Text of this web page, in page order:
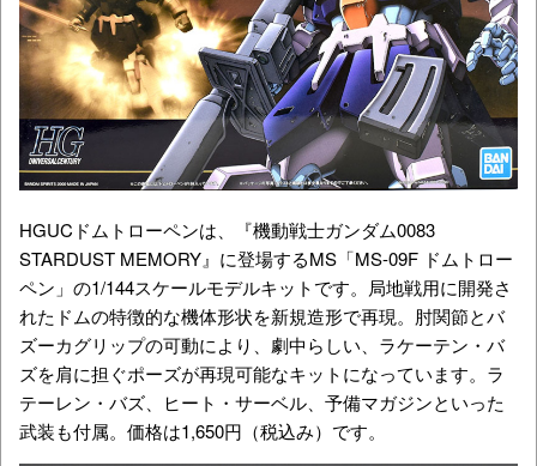
HGUCドムトローペンは、『機動戦士ガンダム0083
STARDUST MEMORY』に登場するMS「MS-09F ドムトロー
ペン」の1/144スケールモデルキットです。局地戦用に開発さ
れたドムの特徴的な機体形状を新規造形で再現。肘関節とバ
ズーカグリップの可動により、劇中らしい、ラケーテン・バ
ズを肩に担ぐポーズが再現可能なキットになっています。ラ
テーレン・バズ、ヒート・サーベル、予備マガジンといった
武装も付属。価格は1,650円（税込み）です。